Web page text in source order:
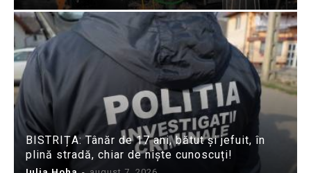
BISTRIȚA: Tânăr de 17 ani, bătut și jefuit, în
plină stradă, chiar de niște cunoscuți!